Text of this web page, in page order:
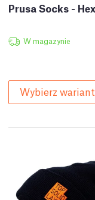
Prusa Socks - Hex
W magazynie
Wybierz wariant